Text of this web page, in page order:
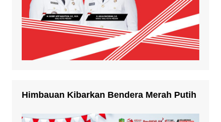
Himbauan Kibarkan Bendera Merah Putih